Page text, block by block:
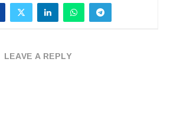
LEAVE A REPLY